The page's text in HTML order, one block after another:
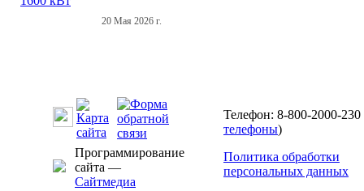
20 Мая 2026 г.
Программирование
сайта —
Сайтмедиа
Телефон: 8-800-2000-230
телефоны)
Политика обработки
персональных данных